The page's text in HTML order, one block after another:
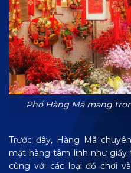
Phố Hàng Mã mang
Trước đây, Hàng Mã
mặt hàng tâm linh như
cùng với các loại đồ chơi